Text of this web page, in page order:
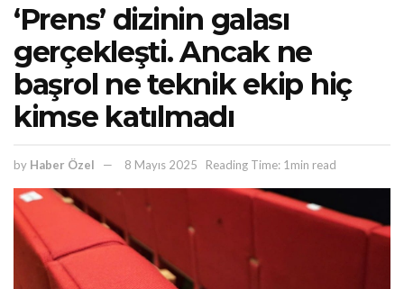
‘Prens’ dizinin galası
gerçekleşti. Ancak ne
başrol ne teknik ekip hiç
kimse katılmadı
by Haber Özel 8 Mayıs 2025 Reading Time: 1min read